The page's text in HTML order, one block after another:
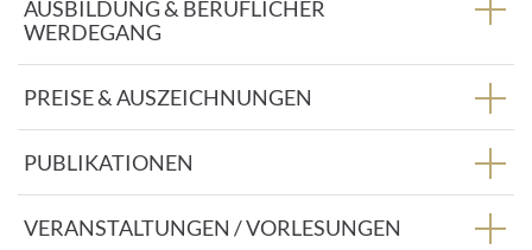
AUSBILDUNG & BERUFLICHER
WERDEGANG
PREISE & AUSZEICHNUNGEN
PUBLIKATIONEN
VERANSTALTUNGEN / VORLESUNGEN